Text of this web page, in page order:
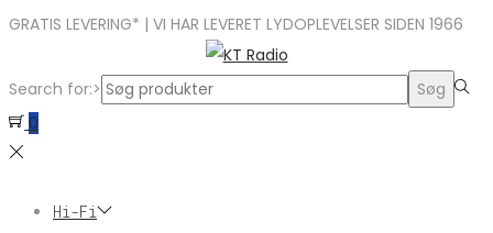
GRATIS LEVERING* | VI HAR LEVERET LYDOPLEVELSER SIDEN 1966
Search for:>
Søg
0
Hi-Fi